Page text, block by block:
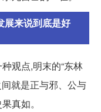
展来说到底是好
观点,明末的“东林
间就是正与邪、公与
真如。